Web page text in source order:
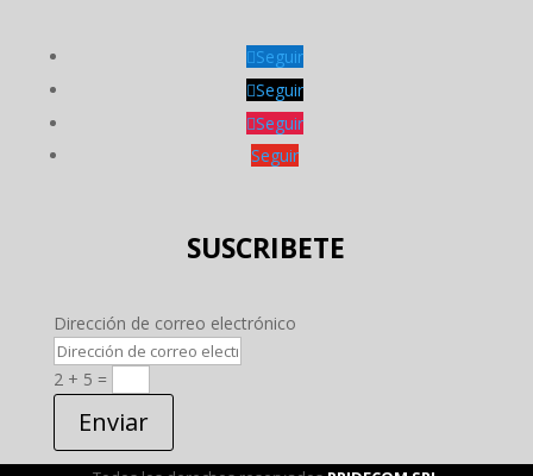
Seguir
Seguir
Seguir
Seguir
SUSCRIBETE
Dirección de correo electrónico
2 + 5 =
Enviar